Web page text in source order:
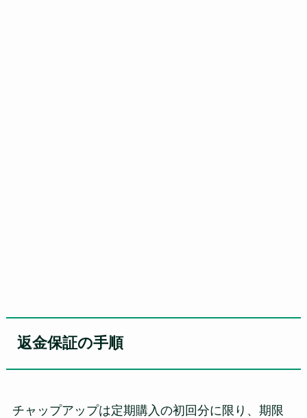
返金保証の手順
チャップアップは定期購入の初回分に限り、期限